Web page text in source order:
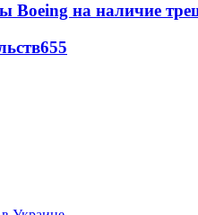
Boeing на наличие
655